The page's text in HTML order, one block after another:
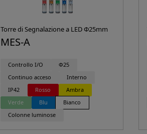
Torre di Segnalazione a LED Φ25mm
MES-A
Controllo I/O
Φ25
Continuo acceso
Interno
IP42
Rosso
Ambra
Verde
Blu
Bianco
Colonne luminose